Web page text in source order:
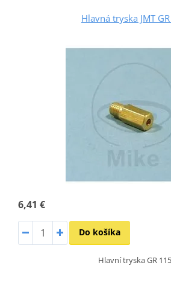
Hlavná tryska JMT
6,41 €
Do košíka
Hlavní tryska GR 115